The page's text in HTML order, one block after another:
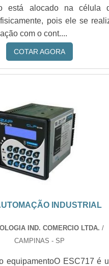
está alocado na célula
pois ele se
com o cont....
COTAR AGORA
INDUSTRIAL
IND. COMERCIO LTDA. /
CAMPINAS - SP
equipamentoO ESC717 é